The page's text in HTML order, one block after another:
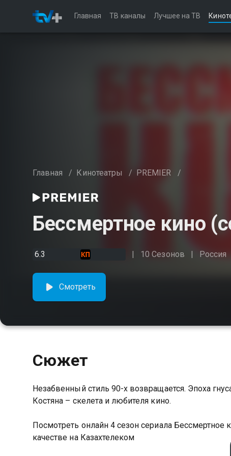
Главная ТВ каналы Лучшее на ТВ
Главная / Кинотеатры / PREMIER /
Бессмертное кино
6.3 10 Сезонов Россия
Смотреть
Сюжет
Незабвенный стиль 90-х возвращается. Эпоха
Костяна – скелета и любителя кино.
Посмотреть онлайн 4 сезон сериала
качестве на Казахтелеком